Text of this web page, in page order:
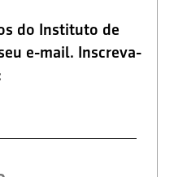
do Instituto de
e-mail. Inscreva-